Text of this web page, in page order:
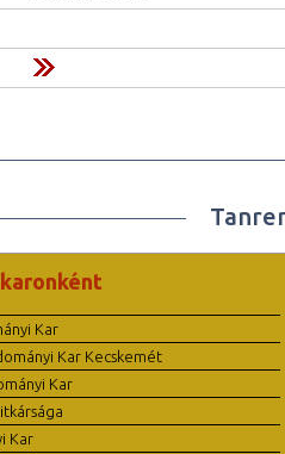
Kar
Kar Kecskemét
Kar
Kar